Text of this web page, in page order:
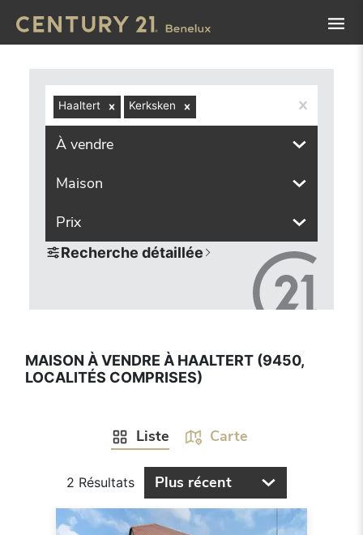
Haaltert Kerksken
À vendre
Maison
Prix
Recherche détaillée
MAISON À VENDRE À HAALTERT (9450,
LOCALITÉS COMPRISES)
Liste Carte
2 Résultats Plus récent